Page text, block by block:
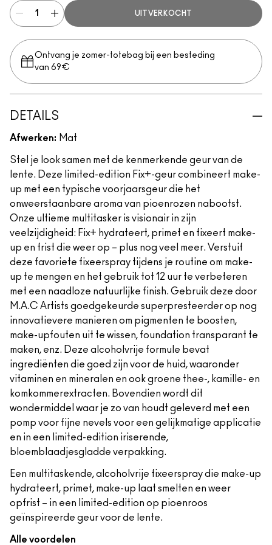
UITVERKOCHT
Ontvang je zomer-totebag bij een besteding
van 69€
DETAILS
Afwerken: Mat
Stel je look samen met de kenmerkende geur van de
lente. Deze limited-edition Fix+-geur combineert make-
up met een typische voorjaarsgeur die het
onweerstaanbare aroma van pioenrozen nabootst.
Onze ultieme multitasker is visionair in zijn
veelzijdigheid: Fix+ hydrateert, primet en fixeert make-
up en frist die weer op – plus nog veel meer. Verstuif
deze favoriete fixeerspray tijdens je routine om make-
up te mengen en het gebruik tot 12 uur te verbeteren
met een naadloze natuurlijke finish. Gebruik deze door
M.A.C Artists goedgekeurde superpresteerder op nog
innovatievere manieren om pigmenten te boosten,
make-upfouten uit te wissen, foundation transparant te
maken, enz. Deze alcoholvrije formule bevat
ingrediënten die goed zijn voor de huid, waaronder
vitaminen en mineralen en ook groene thee-, kamille- en
komkommerextracten. Bovendien wordt dit
wondermiddel waar je zo van houdt geleverd met een
pomp voor fijne nevels voor een gelijkmatige applicatie
en in een limited-edition iriserende,
bloemblaadjesgladde verpakking.
Een multitaskende, alcoholvrije fixeerspray die make-up
hydrateert, primet, make-up laat smelten en weer
opfrist – in een limited-edition op pioenroos
geïnspireerde geur voor de lente.
Alle voordelen